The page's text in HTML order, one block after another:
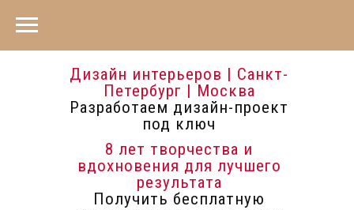
Дизайн интерьеров | Санкт-
Петербург | Москва
Разработаем дизайн-проект
под ключ
8 лет творчества и
вдохновения для лучшего
результата
Получить бесплатную